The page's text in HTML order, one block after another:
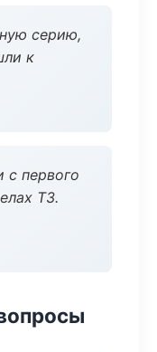
серию,
к
с первого
ТЗ.